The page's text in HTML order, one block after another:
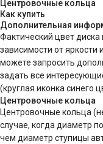
Центровочные кольца
Как купить
Дополнительная
Фактический цвет диска
зависимости от
можете запросить
задать все
(круглая иконка синего
Центровочные кольца
Центровочные кольца
случае, когда диаметр
чем диаметр ступицы